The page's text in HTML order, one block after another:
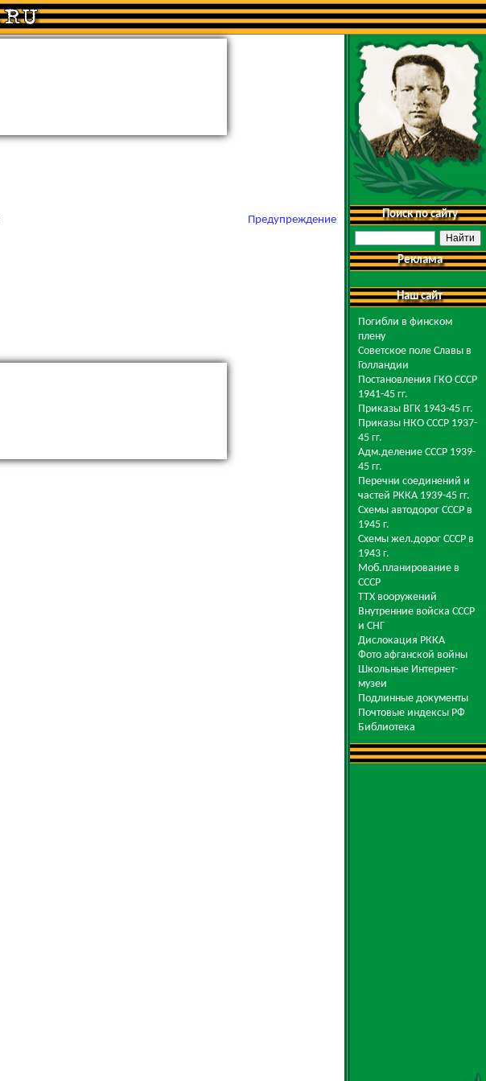
Предупреждение Поиск по сайту
Реклама
Наш сайт
Погибли в финском
плену
Советское поле Славы в
Голландии
Постановления ГКО СССР
1941-45 гг.
Приказы ВГК 1943-45 гг.
Приказы НКО СССР 1937-
45 гг.
Адм.деление СССР 1939-
45 гг.
Перечни соединений и
частей РККА 1939-45 гг.
Схемы автодорог СССР в
1945 г.
Схемы жел.дорог СССР в
1943 г.
Моб.планирование в
СССР
ТТХ вооружений
Внутренние войска СССР
и СНГ
Дислокация РККА
Фото афганской войны
Школьные Интернет-
музеи
Подлинные документы
Почтовые индексы РФ
Библиотека